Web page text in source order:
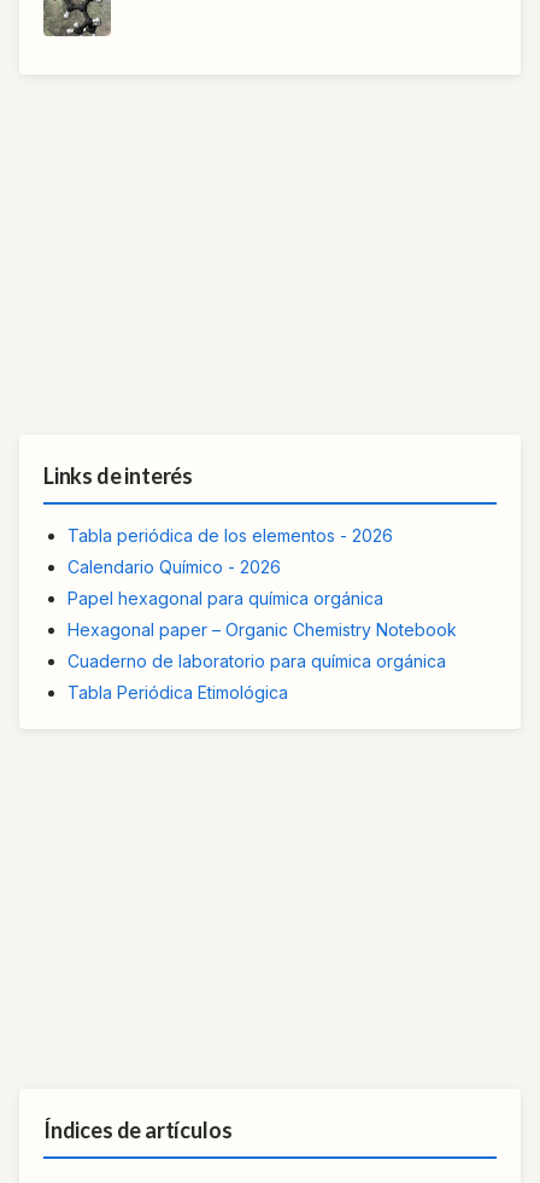
Links de interés
Tabla periódica de los elementos - 2026
Calendario Químico - 2026
Papel hexagonal para química orgánica
Hexagonal paper – Organic Chemistry Notebook
Cuaderno de laboratorio para química orgánica
Tabla Periódica Etimológica
Índices de artículos